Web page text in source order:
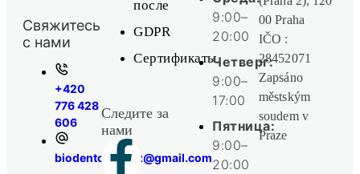
Свяжитесь
с нами
+420
776 428
606
biodentclinic.cz@gmail.com
после
GDPR
Сертификаты
Следите за
нами
9:00–
20:00
Четверг:
9:00–
17:00
Пятница:
9:00–
20:00
00 Praha
IČO :
28452071
Zapsáno
městským
soudem v
Praze